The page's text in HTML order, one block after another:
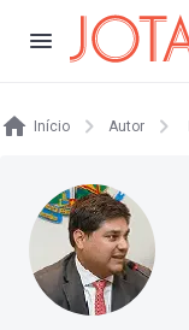
Início Autor